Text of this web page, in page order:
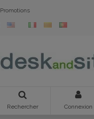
Promotions
Rechercher Connexion